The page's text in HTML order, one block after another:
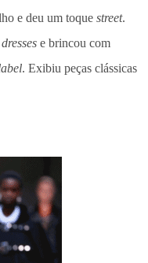
e deu um toque street.
e brincou com
. Exibiu peças clássicas